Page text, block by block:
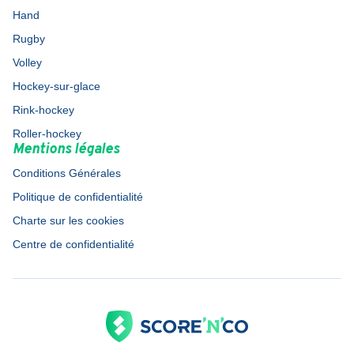
Hand
Rugby
Volley
Hockey-sur-glace
Rink-hockey
Roller-hockey
Mentions légales
Conditions Générales
Politique de confidentialité
Charte sur les cookies
Centre de confidentialité